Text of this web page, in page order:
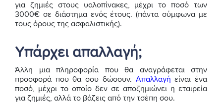
για ζημιές στους υαλοπίνακες, μέχρι το ποσό των
3000€ σε διάστημα ενός έτους. (πάντα σύμφωνα με
τους όρους της ασφαλιστικής).
Υπάρχει απαλλαγή;
Άλλη μια πληροφορία που θα αναγράφεται στην
προσφορά που θα σου δώσουν. Απαλλαγή είναι ένα
ποσό, μέχρι το οποίο δεν σε αποζημιώνει η εταιρεία
για ζημιές, αλλά το βάζεις από την τσέπη σου.